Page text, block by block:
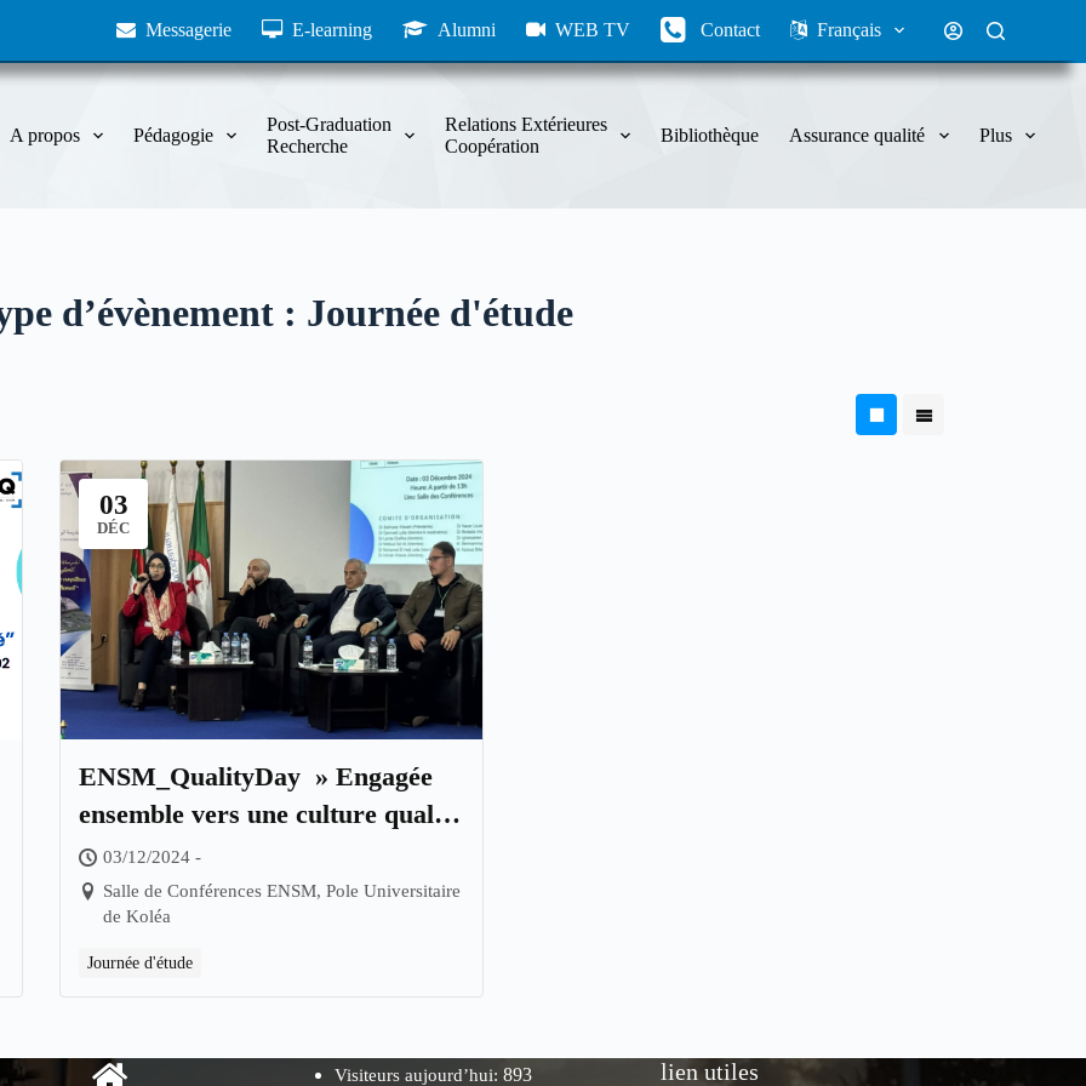
Messagerie E-learning Alumni WEB TV Contact Français
A propos Pédagogie
Post-Graduation
Recherche
Relations Extérieures
Coopération
Bibliothèque Assurance qualité Plus
d’évènement : Journée d'étude
03
DÉC
ENSM_QualityDay » Engagée
ensemble vers une culture qualité
« 03/12/2024 -
Salle de Conférences ENSM, Pole Universitaire
de Koléa
Journée d'étude
Visiteurs aujourd’hui:893
lien utiles